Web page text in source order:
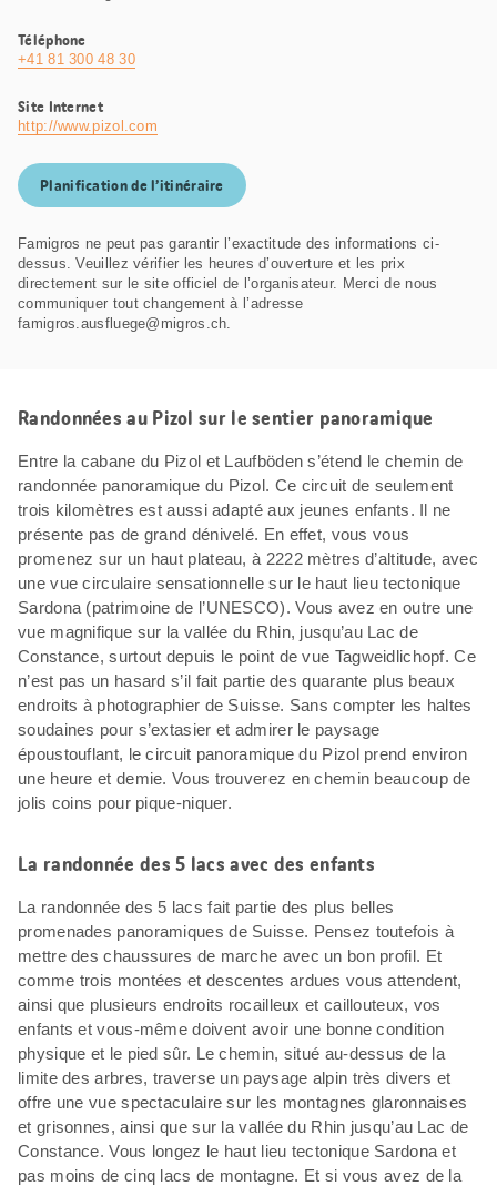
Téléphone
+41 81 300 48 30
Site Internet
http://www.pizol.com
Planification de l’itinéraire
Famigros ne peut pas garantir l’exactitude des informations ci-
dessus. Veuillez vérifier les heures d’ouverture et les prix
directement sur le site officiel de l’organisateur. Merci de nous
communiquer tout changement à l’adresse
famigros.ausfluege@migros.ch.
Randonnées au Pizol sur le sentier panoramique
Entre la cabane du Pizol et Laufböden s’étend le chemin de
randonnée panoramique du Pizol. Ce circuit de seulement
trois kilomètres est aussi adapté aux jeunes enfants. Il ne
présente pas de grand dénivelé. En effet, vous vous
promenez sur un haut plateau, à 2222 mètres d’altitude, avec
une vue circulaire sensationnelle sur le haut lieu tectonique
Sardona (patrimoine de l’UNESCO). Vous avez en outre une
vue magnifique sur la vallée du Rhin, jusqu’au Lac de
Constance, surtout depuis le point de vue Tagweidlichopf. Ce
n’est pas un hasard s’il fait partie des quarante plus beaux
endroits à photographier de Suisse. Sans compter les haltes
soudaines pour s’extasier et admirer le paysage
époustouflant, le circuit panoramique du Pizol prend environ
une heure et demie. Vous trouverez en chemin beaucoup de
jolis coins pour pique-niquer.
La randonnée des 5 lacs avec des enfants
La randonnée des 5 lacs fait partie des plus belles
promenades panoramiques de Suisse. Pensez toutefois à
mettre des chaussures de marche avec un bon profil. Et
comme trois montées et descentes ardues vous attendent,
ainsi que plusieurs endroits rocailleux et caillouteux, vos
enfants et vous-même doivent avoir une bonne condition
physique et le pied sûr. Le chemin, situé au-dessus de la
limite des arbres, traverse un paysage alpin très divers et
offre une vue spectaculaire sur les montagnes glaronnaises
et grisonnes, ainsi que sur la vallée du Rhin jusqu’au Lac de
Constance. Vous longez le haut lieu tectonique Sardona et
pas moins de cinq lacs de montagne. Et si vous avez de la